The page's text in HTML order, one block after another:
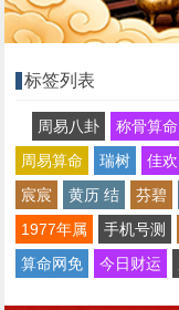
标签列表
周易八卦 称骨算命
周易算命
瑞树 佳欢
宸宸
黄历 结 芬碧
1977年属
手机号测
算命网免
今日财运